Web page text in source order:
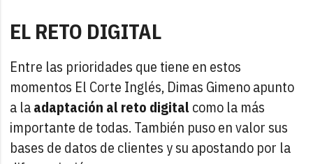
EL RETO DIGITAL
Entre las prioridades que tiene en estos
momentos El Corte Inglés, Dimas Gimeno apunto
a laadaptación al reto digitalcomo la más
importante de todas. También puso en valor sus
bases de datos de clientes y su apostando por la